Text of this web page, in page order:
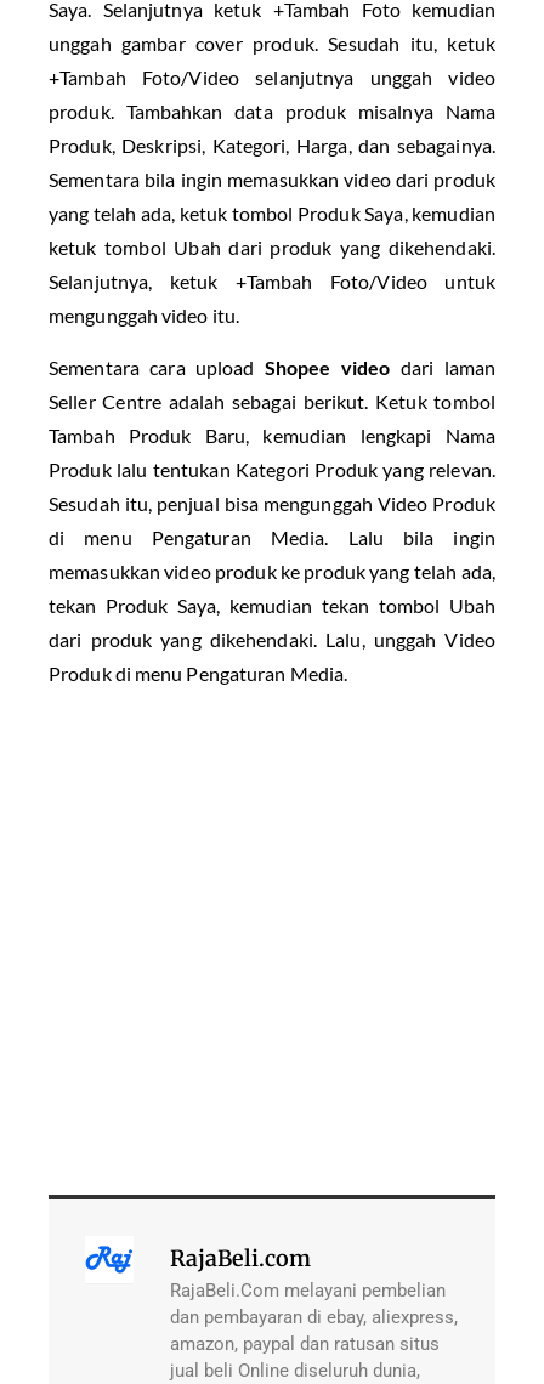
Saya. Selanjutnya ketuk +Tambah Foto kemudian
unggah gambar cover produk. Sesudah itu, ketuk
+Tambah Foto/Video selanjutnya unggah video
produk. Tambahkan data produk misalnya Nama
Produk, Deskripsi, Kategori, Harga, dan sebagainya.
Sementara bila ingin memasukkan video dari produk
yang telah ada, ketuk tombol Produk Saya, kemudian
ketuk tombol Ubah dari produk yang dikehendaki.
Selanjutnya, ketuk +Tambah Foto/Video untuk
mengunggah video itu.
Sementara cara upload Shopee video dari laman
Seller Centre adalah sebagai berikut. Ketuk tombol
Tambah Produk Baru, kemudian lengkapi Nama
Produk lalu tentukan Kategori Produk yang relevan.
Sesudah itu, penjual bisa mengunggah Video Produk
di menu Pengaturan Media. Lalu bila ingin
memasukkan video produk ke produk yang telah ada,
tekan Produk Saya, kemudian tekan tombol Ubah
dari produk yang dikehendaki. Lalu, unggah Video
Produk di menu Pengaturan Media.
RajaBeli.com
RajaBeli.Com melayani pembelian
dan pembayaran di ebay, aliexpress,
amazon, paypal dan ratusan situs
jual beli Online diseluruh dunia,